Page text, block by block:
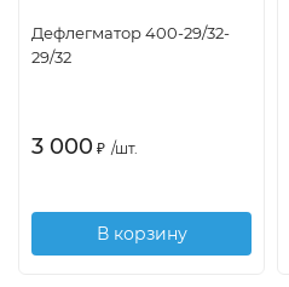
Дефлегматор 400-29/32-
29/32
3 000 ₽ /шт.
В корзину